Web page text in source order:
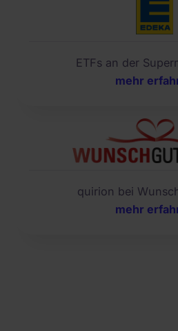
ETFs an der
mehr
quirion bei
mehr